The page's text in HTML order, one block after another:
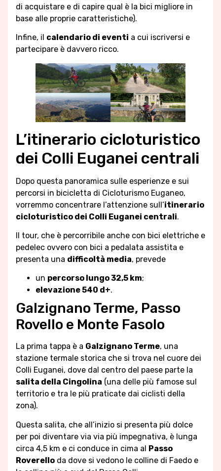
di acquistare e di capire qual è la bici migliore in
base alle proprie caratteristiche).
Infine, il calendario di eventi a cui iscriversi e
partecipare è davvero ricco.
L’itinerario cicloturistico
dei Colli Euganei centrali
Dopo questa panoramica sulle esperienze e sui
percorsi in bicicletta di Cicloturismo Euganeo,
vorremmo concentrare l’attenzione sull’itinerario
cicloturistico dei Colli Euganei centrali.
Il tour, che è percorribile anche con bici elettriche e
pedelec ovvero con bici a pedalata assistita e
presenta una difficoltà media, prevede
un percorso lungo 32,5 km;
elevazione 540 d+.
Galzignano Terme, Passo
Rovello e Monte Fasolo
La prima tappa è a Galzignano Terme, una
stazione termale storica che si trova nel cuore dei
Colli Euganei, dove dal centro del paese parte la
salita della Cingolina (una delle più famose sul
territorio e tra le più praticate dai ciclisti della
zona).
Questa salita, che all’inizio si presenta più dolce
per poi diventare via via più impegnativa, è lunga
circa 4,5 km e ci conduce in cima al Passo
Roverello da dove si vedono le colline di Faedo e